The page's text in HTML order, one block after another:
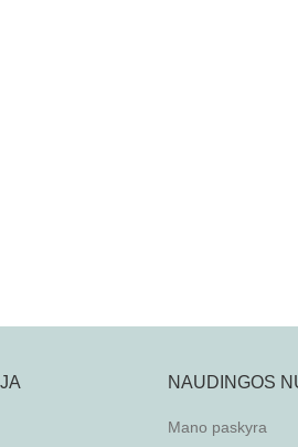
NAUDINGOS
Mano paskyra